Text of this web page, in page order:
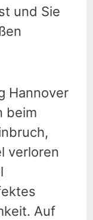
und Sie
Hannover
beim
verloren
Auf